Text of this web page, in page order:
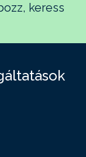
keress